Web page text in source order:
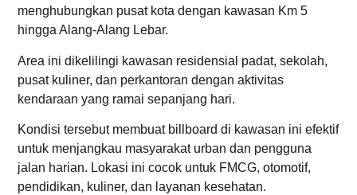
menghubungkan pusat kota dengan kawasan Km 5
hingga Alang-Alang Lebar.
Area ini dikelilingi kawasan residensial padat, sekolah,
pusat kuliner, dan perkantoran dengan aktivitas
kendaraan yang ramai sepanjang hari.
Kondisi tersebut membuat billboard di kawasan ini efektif
untuk menjangkau masyarakat urban dan pengguna
jalan harian. Lokasi ini cocok untuk FMCG, otomotif,
pendidikan, kuliner, dan layanan kesehatan.